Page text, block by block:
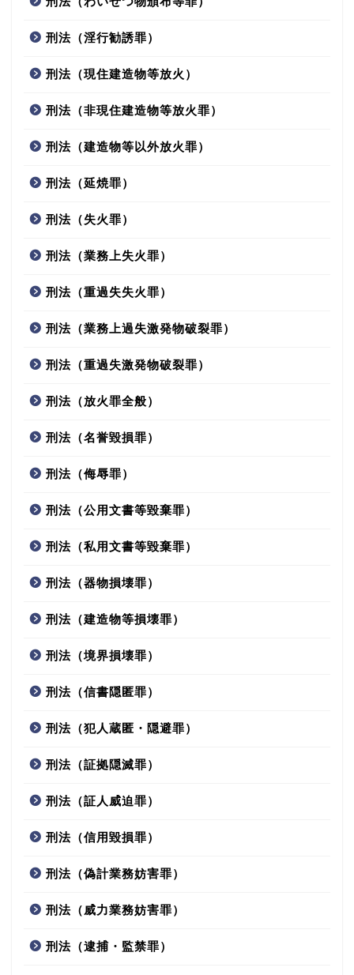
刑法（淫行勧誘罪）
刑法（現住建造物等放火）
刑法（非現住建造物等放火罪）
刑法（建造物等以外放火罪）
刑法（延焼罪）
刑法（失火罪）
刑法（業務上失火罪）
刑法（重過失失火罪）
刑法（業務上過失激発物破裂罪）
刑法（重過失激発物破裂罪）
刑法（放火罪全般）
刑法（名誉毀損罪）
刑法（侮辱罪）
刑法（公用文書等毀棄罪）
刑法（私用文書等毀棄罪）
刑法（器物損壊罪）
刑法（建造物等損壊罪）
刑法（境界損壊罪）
刑法（信書隠匿罪）
刑法（犯人蔵匿・隠避罪）
刑法（証拠隠滅罪）
刑法（証人威迫罪）
刑法（信用毀損罪）
刑法（偽計業務妨害罪）
刑法（威力業務妨害罪）
刑法（逮捕・監禁罪）